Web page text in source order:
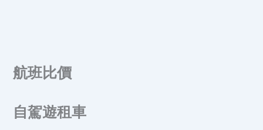
航班比價
自駕遊租車